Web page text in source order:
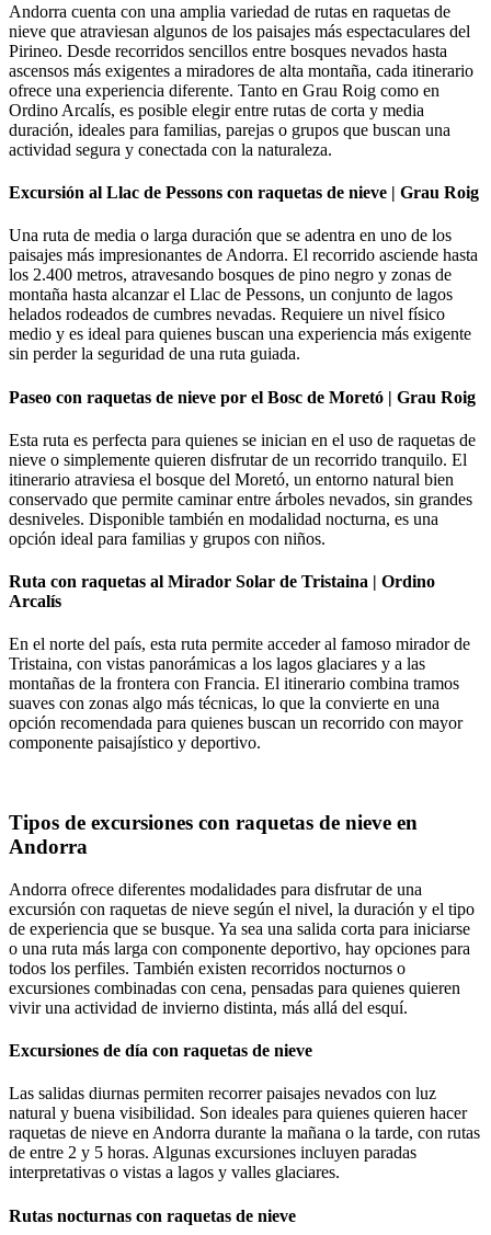
Andorra cuenta con una amplia variedad de rutas en raquetas de
nieve que atraviesan algunos de los paisajes más espectaculares del
Pirineo. Desde recorridos sencillos entre bosques nevados hasta
ascensos más exigentes a miradores de alta montaña, cada itinerario
ofrece una experiencia diferente. Tanto en Grau Roig como en
Ordino Arcalís, es posible elegir entre rutas de corta y media
duración, ideales para familias, parejas o grupos que buscan una
actividad segura y conectada con la naturaleza.
Excursión al Llac de Pessons con raquetas de nieve | Grau Roig
Una ruta de media o larga duración que se adentra en uno de los
paisajes más impresionantes de Andorra. El recorrido asciende hasta
los 2.400 metros, atravesando bosques de pino negro y zonas de
montaña hasta alcanzar el Llac de Pessons, un conjunto de lagos
helados rodeados de cumbres nevadas. Requiere un nivel físico
medio y es ideal para quienes buscan una experiencia más exigente
sin perder la seguridad de una ruta guiada.
Paseo con raquetas de nieve por el Bosc de Moretó | Grau Roig
Esta ruta es perfecta para quienes se inician en el uso de raquetas de
nieve o simplemente quieren disfrutar de un recorrido tranquilo. El
itinerario atraviesa el bosque del Moretó, un entorno natural bien
conservado que permite caminar entre árboles nevados, sin grandes
desniveles. Disponible también en modalidad nocturna, es una
opción ideal para familias y grupos con niños.
Ruta con raquetas al Mirador Solar de Tristaina | Ordino
Arcalís
En el norte del país, esta ruta permite acceder al famoso mirador de
Tristaina, con vistas panorámicas a los lagos glaciares y a las
montañas de la frontera con Francia. El itinerario combina tramos
suaves con zonas algo más técnicas, lo que la convierte en una
opción recomendada para quienes buscan un recorrido con mayor
componente paisajístico y deportivo.
Tipos de excursiones con raquetas de nieve en
Andorra
Andorra ofrece diferentes modalidades para disfrutar de una
excursión con raquetas de nieve según el nivel, la duración y el tipo
de experiencia que se busque. Ya sea una salida corta para iniciarse
o una ruta más larga con componente deportivo, hay opciones para
todos los perfiles. También existen recorridos nocturnos o
excursiones combinadas con cena, pensadas para quienes quieren
vivir una actividad de invierno distinta, más allá del esquí.
Excursiones de día con raquetas de nieve
Las salidas diurnas permiten recorrer paisajes nevados con luz
natural y buena visibilidad. Son ideales para quienes quieren hacer
raquetas de nieve en Andorra durante la mañana o la tarde, con rutas
de entre 2 y 5 horas. Algunas excursiones incluyen paradas
interpretativas o vistas a lagos y valles glaciares.
Rutas nocturnas con raquetas de nieve